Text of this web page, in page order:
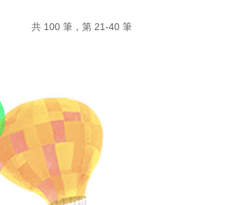
共 100 筆，第 21-40 筆